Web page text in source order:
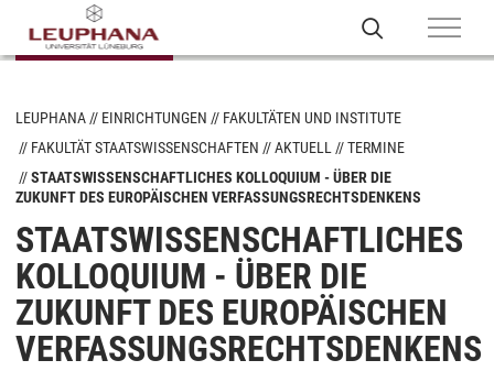
LEUPHANA EINRICHTUNGEN
FAKULTÄTEN UND INSTITUTE
FAKULTÄT STAATSWISSENSCHAFTEN
AKTUELL
TERMINE
STAATSWISSENSCHAFTLICHES KOLLOQUIUM - ÜBER DIE
ZUKUNFT DES EUROPÄISCHEN VERFASSUNGSRECHTSDENKENS
STAATSWISSENSCHAFTLICHES
KOLLOQUIUM - ÜBER DIE
ZUKUNFT DES EUROPÄISCHEN
VERFASSUNGSRECHTSDENKENS